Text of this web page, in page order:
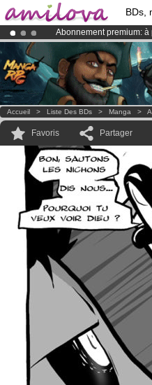
BDs,
Abonnement premium: à
LeKickstarter Amilova
Déjà 100000membres
Accueil > Liste Des BDs > Manga >
Favoris Partager